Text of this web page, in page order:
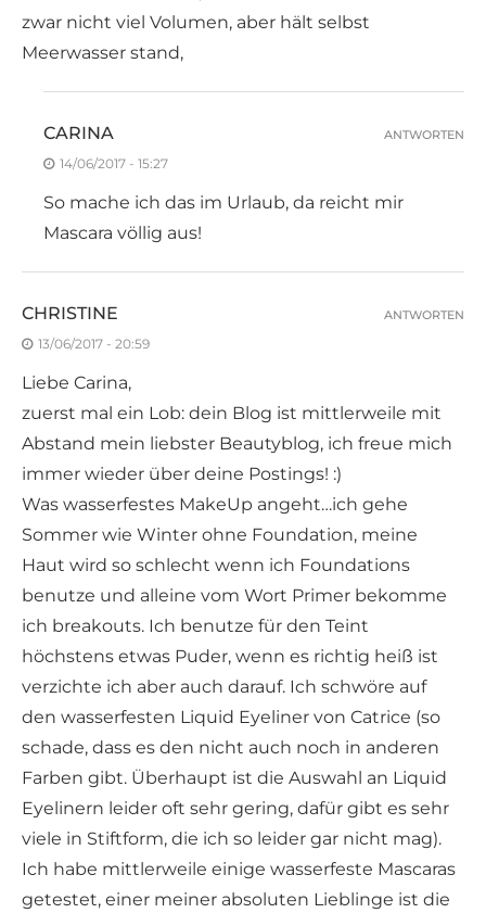
zwar nicht viel Volumen, aber hält selbst
Meerwasser stand,
CARINA
14/06/2017 - 15:27
So mache ich das im Urlaub, da reicht mir
Mascara völlig aus!
ANTWORTEN
CHRISTINE
13/06/2017 - 20:59
Liebe Carina,
zuerst mal ein Lob: dein Blog ist mittlerweile mit
Abstand mein liebster Beautyblog, ich freue mich
immer wieder über deine Postings! :)
Was wasserfestes MakeUp angeht…ich gehe
Sommer wie Winter ohne Foundation, meine
Haut wird so schlecht wenn ich Foundations
benutze und alleine vom Wort Primer bekomme
ich breakouts. Ich benutze für den Teint
höchstens etwas Puder, wenn es richtig heiß ist
verzichte ich aber auch darauf. Ich schwöre auf
den wasserfesten Liquid Eyeliner von Catrice (so
schade, dass es den nicht auch noch in anderen
Farben gibt. Überhaupt ist die Auswahl an Liquid
Eyelinern leider oft sehr gering, dafür gibt es sehr
viele in Stiftform, die ich so leider gar nicht mag).
Ich habe mittlerweile einige wasserfeste Mascaras
getestet, einer meiner absoluten Lieblinge ist die
ANTWORTEN